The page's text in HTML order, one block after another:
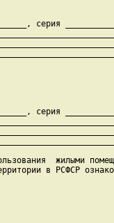
серия
серия
жилыми
в РСФСР